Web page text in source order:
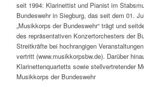
seit 1994: Klarinettist und Pianist im
Bundeswehr in Siegburg, das seit dem 01.
„Musikkorps der Bundeswehr“ trägt und
des repräsentativen Konzertorchesters der
Streitkräfte bei hochrangigen
vertritt (www.musikkorpsbw.de). Darüber
Klarinettenquartetts sowie stellvertretender
Musikkorps der Bundeswehr